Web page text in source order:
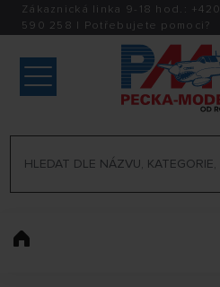
Zákaznická linka 9-18 hod.: +420
590 258 | Potřebujete pomoci?